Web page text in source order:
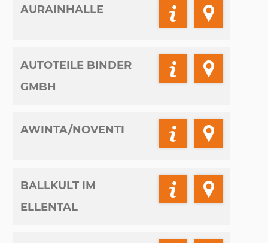
AURAINHALLE
AUTOTEILE BINDER
GMBH
AWINTA/NOVENTI
BALLKULT IM
ELLENTAL